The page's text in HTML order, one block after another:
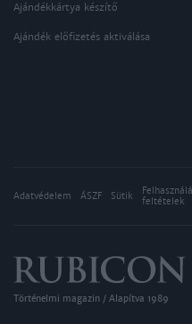
Ajándékkártya készítő
Ajándék előfizetés aktiválása
Adatvédelem ÁSZF Sütik
feltételek
Történelmi magazin / Alapítva 1989